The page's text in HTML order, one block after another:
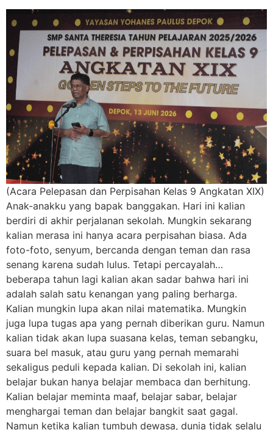
(Acara Pelepasan dan Perpisahan Kelas 9 Angkatan XIX)
Anak-anakku yang bapak banggakan. Hari ini kalian
berdiri di akhir perjalanan sekolah. Mungkin sekarang
kalian merasa ini hanya acara perpisahan biasa. Ada
foto-foto, senyum, bercanda dengan teman dan rasa
senang karena sudah lulus. Tetapi percayalah…
beberapa tahun lagi kalian akan sadar bahwa hari ini
adalah salah satu kenangan yang paling berharga.
Kalian mungkin lupa akan nilai matematika. Mungkin
juga lupa tugas apa yang pernah diberikan guru. Namun
kalian tidak akan lupa suasana kelas, teman sebangku,
suara bel masuk, atau guru yang pernah memarahi
sekaligus peduli kepada kalian. Di sekolah ini, kalian
belajar bukan hanya belajar membaca dan berhitung.
Kalian belajar meminta maaf, belajar sabar, belajar
menghargai teman dan belajar bangkit saat gagal.
Namun ketika kalian tumbuh dewasa, dunia tidak selalu